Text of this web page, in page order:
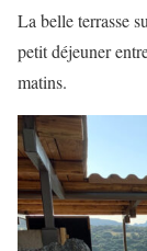
La belle terrasse
petit déjeuner
matins.